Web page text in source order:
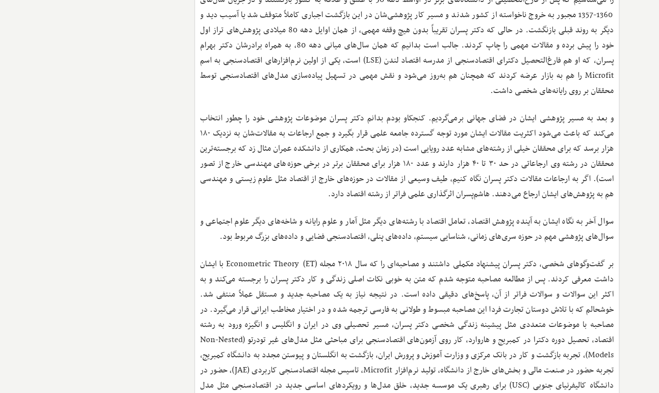
1360-1357 مجبور به خروج ناخواسته از کشور شدند و مسیر کار پژوهشی‌شان در این بازگشت اجباری کاملاً متوقف شد یا آسیب دید و
دیگر به روند قبلی بازنگشت. در حالی که دکتر پسران تقریباً بدون هیچ وقفه مهمی، از همان اوایل دهه 80 میلادی پژوهش‌های تراز اول
خود را پیش برده و مقالات مهمی را چاپ کردند. جالب است بدانیم که همان سال‌های میانی دهه 80، به همراه برادرشان دکتر بهرام
پسران، که او هم فارغ‌التحصیل دکترای اقتصادسنجی از مدرسه اقتصاد لندن (LSE) است، یکی از اولین نرم‌افزارهای اقتصادسنجی به اسم
Microfit را هم به بازار عرضه کردند که همچنان هم به‌روز می‌شود و نقش مهمی در تسهیل پیاده‌سازی مدل‌های اقتصادسنجی توسط
محققان بر روی رایانه‌های شخصی داشت.
و بعد به مسیر پژوهشی ایشان در فضای جهانی برمی‌گردیم. کنجکاو بودم بدانم دکتر پسران موضوعات پژوهشی خود را چطور انتخاب
می‌کند که باعث می‌شود اکثریت مقالات ایشان مورد توجه گسترده جامعه علمی قرار بگیرد و جمع ارجاعات به مقالات‌شان به نزدیک ۱۸۰
هزار برسد که برای محققان خیلی از رشته‌های مشابه عدد رویایی است (در زمان بحث، همکاری از دانشکده عمران مثال زد که برجسته‌ترین
محققان در رشته وی ارجاعاتی در حد ۳۰ تا ۴۰ هزار دارند و عدد ۱۸۰ هزار برای محققان برتر در برخی حوزه‌های مهندسی خارج از تصور
است). اگر به ارجاعات مقالات دکتر پسران نگاه کنیم، طیف وسیعی از مقالات در حوزه‌های خارج از اقتصاد مثل علوم زیستی و مهندسی
هم به پژوهش‌های ایشان ارجاع می‌دهند. هاشم‌پسران اثرگذاری علمی فراتر از رشته اقتصاد دارد.
سوال آخر به نگاه ایشان به آینده پژوهش اقتصاد، تعامل اقتصاد با رشته‌های دیگر مثل آمار و علوم رایانه و شاخه‌های دیگر علوم اجتماعی و
سوال‌های پژوهشی مهم در حوزه سری‌های زمانی، شناسایی سیستم، داده‌های پنلی، اقتصادسنجی فضایی و داده‌های بزرگ مربوط بود.
بر گفت‌وگوهای شخصی، دکتر پسران پیشنهاد مکملی داشتند و مصاحبه‌ای را که سال ۲۰۱۸ مجله Econometric Theory (ET) با ایشان
داشت معرفی کردند. پس از مطالعه مصاحبه متوجه شدم که متن به خوبی نکات اصلی زندگی و کار دکتر پسران را برجسته می‌کند و به
اکثر این سوالات و سوالات فراتر از آن، پاسخ‌های دقیقی داده است. در نتیجه نیاز به یک مصاحبه جدید و مستقل عملاً منتفی شد.
خوشحالم که با تلاش دوستان تجارت فردا این مصاحبه مبسوط و طولانی به فارسی ترجمه شده و در اختیار مخاطب ایرانی قرار می‌گیرد. در
مصاحبه با موضوعات متعددی مثل پیشینه زندگی شخصی دکتر پسران، مسیر تحصیلی وی در ایران و انگلیس و انگیزه ورود به رشته
اقتصاد، تحصیل دوره دکترا در کمبریج و هاروارد، کار روی آزمون‌های اقتصادسنجی برای مباحثی مثل مدل‌های غیر تودرتو (Non-Nested
Models)، تجربه بازگشت و کار در بانک مرکزی و وزارت آموزش و پرورش ایران، بازگشت به انگلستان و پیوستن مجدد به دانشگاه کمبریج،
تجربه حضور در صنعت مالی و بخش‌های خارج از دانشگاه، تولید نرم‌افزار Microfit، تاسیس مجله اقتصادسنجی کاربردی (JAE)، حضور در
دانشگاه کالیفرنیای جنوبی (USC) برای رهبری یک موسسه جدید، خلق مدل‌ها و رویکردهای اساسی جدید در اقتصادسنجی مثل مدل